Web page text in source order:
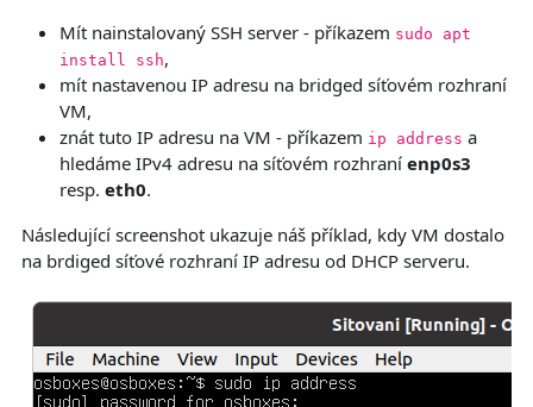
Mít nainstalovaný SSH server - příkazem sudo apt
install ssh,
mít nastavenou IP adresu na bridged síťovém rozhraní
VM,
znát tuto IP adresu na VM - příkazem ip address a
hledáme IPv4 adresu na síťovém rozhraní enp0s3
resp. eth0.
Následující screenshot ukazuje náš příklad, kdy VM dostalo
na brdiged síťové rozhraní IP adresu od DHCP serveru.